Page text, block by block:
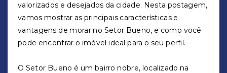
valorizados e desejados da cidade. Nesta postagem,
vamos mostrar as principais características e
vantagens de morar no Setor Bueno, e como você
pode encontrar o imóvel ideal para o seu perfil.
O Setor Bueno é um bairro nobre, localizado na